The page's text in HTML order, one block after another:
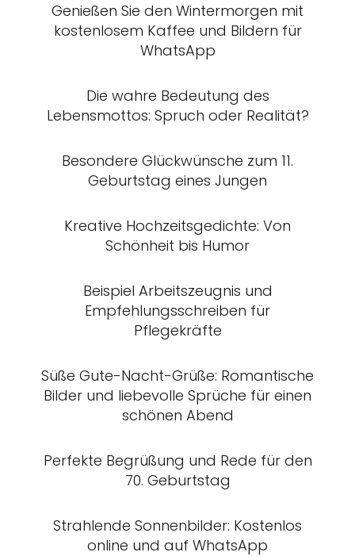
Genießen Sie den Wintermorgen mit
kostenlosem Kaffee und Bildern für
WhatsApp
Die wahre Bedeutung des
Lebensmottos: Spruch oder Realität?
Besondere Glückwünsche zum 11.
Geburtstag eines Jungen
Kreative Hochzeitsgedichte: Von
Schönheit bis Humor
Beispiel Arbeitszeugnis und
Empfehlungsschreiben für
Pflegekräfte
Süße Gute-Nacht-Grüße: Romantische
Bilder und liebevolle Sprüche für einen
schönen Abend
Perfekte Begrüßung und Rede für den
70. Geburtstag
Strahlende Sonnenbilder: Kostenlos
online und auf WhatsApp